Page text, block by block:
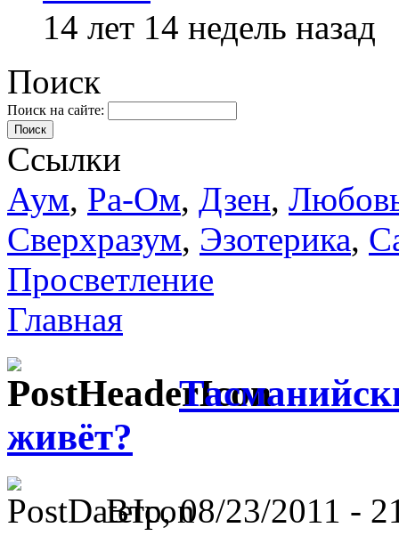
14 лет 14 недель назад
Поиск
Поиск на сайте:
Поиск
Ссылки
Аум, Ра-Ом, Дзен,
Сверхразум, Эзотерика,
Просветление
Главная
живёт?
Втр, 08/23/2011 -